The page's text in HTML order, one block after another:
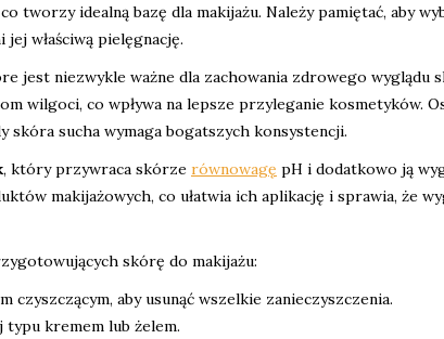
tworzy idealną bazę dla makijażu. Należy pamiętać, aby
właściwą pielęgnację.
jest niezwykle ważne dla zachowania zdrowego wyglądu
wilgoci, co wpływa na lepsze przyleganie kosmetyków.
skóra sucha wymaga bogatszych konsystencji.
, który przywraca skórze równowagę pH i dodatkowo ją
makijażowych, co ułatwia ich aplikację i sprawia, że
skórę do makijażu:
czyszczącym, aby usunąć wszelkie zanieczyszczenia.
kremem lub żelem.